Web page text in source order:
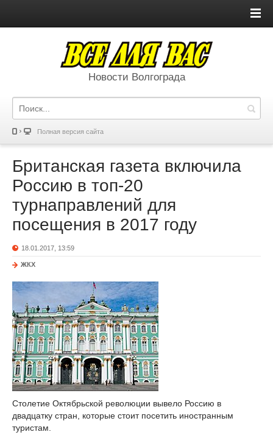
Новости Волгограда
Полная версия сайта
Британская газета включила
Россию в топ-20
турнаправлений для
посещения в 2017 году
18.01.2017, 13:59
ЖКХ
Столетие Октябрьской революции вывело Россию в
двадцатку стран, которые стоит посетить иностранным
туристам.